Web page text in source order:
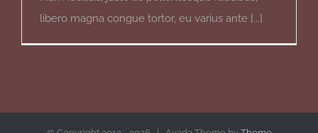
libero magna congue tortor, eu varius ante [...]